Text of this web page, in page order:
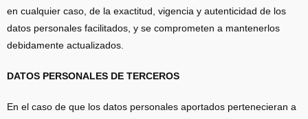
en cualquier caso, de la exactitud, vigencia y autenticidad de los
datos personales facilitados, y se comprometen a mantenerlos
debidamente actualizados.
DATOS PERSONALES DE TERCEROS
En el caso de que los datos personales aportados pertenecieran a